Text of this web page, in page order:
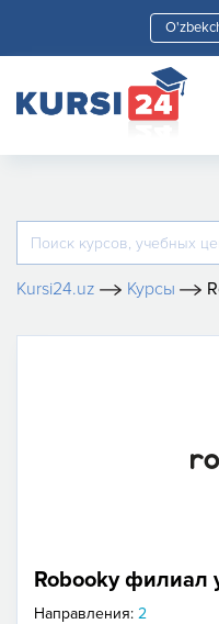
Kursi24.uz Курсы
Robooky филиал
Направления: 2